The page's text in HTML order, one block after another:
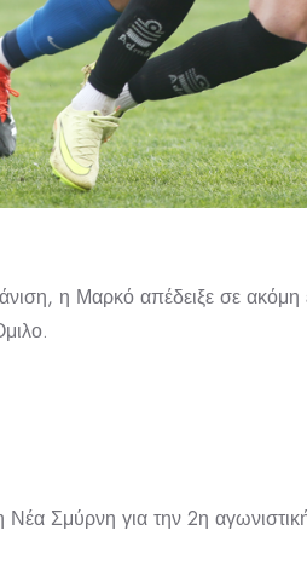
η Μαρκό απέδειξε σε ακόμη
Σμύρνη για την 2η